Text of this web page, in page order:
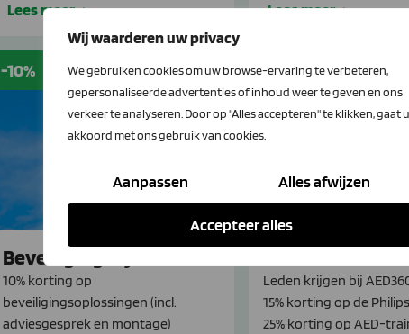
Wij waarderen uw privacy
We gebruiken cookies om uw browse-ervaring te verbeteren,
gepersonaliseerde advertenties of inhoud weer te geven en ons
verkeer te analyseren. Door op "Alles accepteren" te klikken, gaat u
akkoord met ons gebruik van cookies.
Aanpassen Alles afwijzen
Accepteer alles
Lees meer Lees meer
-10%
Beveiligingssystemen
10% korting op
beveiligingsoplossingen (incl.
adviesgesprek en montage)
-20%
Leden krijgen bij
15% korting op de
25% korting op AED-